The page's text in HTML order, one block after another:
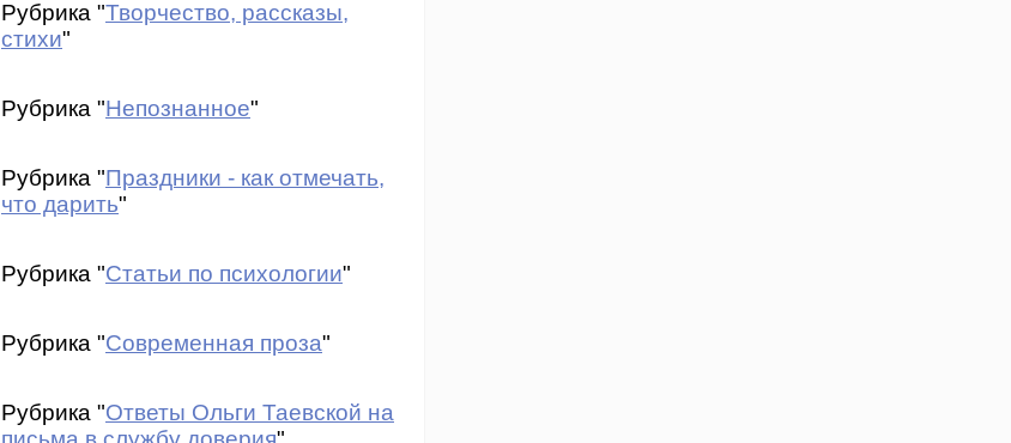
Рубрика "Творчество, рассказы,
стихи"
Рубрика "Непознанное"
Рубрика "Праздники - как отмечать,
что дарить"
Рубрика "Статьи по психологии"
Рубрика "Современная проза"
Рубрика "Ответы Ольги Таевской на